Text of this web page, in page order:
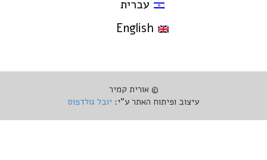
עברית
English
© אורית קמיר
עיצוב ופיתוח האתר ע"י: יובל גולדפוס